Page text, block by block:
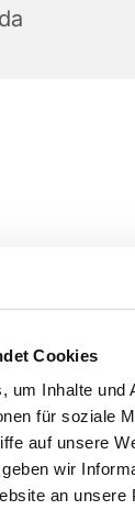
Cookies
um Inhalte und
für soziale
auf unsere
wir
an unsere